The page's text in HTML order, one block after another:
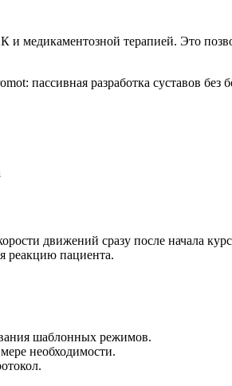
медикаментозной терапией. Это
движений сразу после начала
реакцию пациента.
шаблонных режимов.
необходимости.